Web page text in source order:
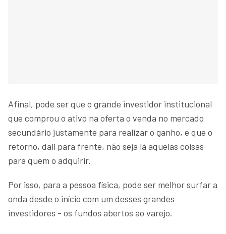
Afinal, pode ser que o grande investidor institucional
que comprou o ativo na oferta o venda no mercado
secundário justamente para realizar o ganho, e que o
retorno, dali para frente, não seja lá aquelas coisas
para quem o adquirir.
Por isso, para a pessoa física, pode ser melhor surfar a
onda desde o início com um desses grandes
investidores - os fundos abertos ao varejo.